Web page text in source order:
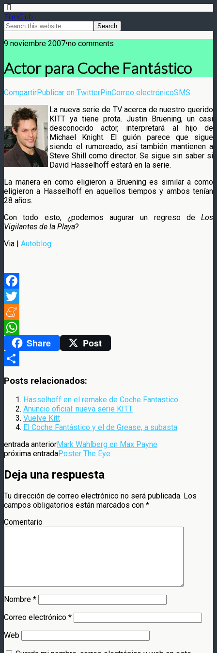
FilmClub
9 noviembre 2007•no comments
Actor para Coche Fantástico
CompartirPublicar en TwitterPinCorreo electrónicoSMS
La nueva serie de TV acerca de nuestro querido
KITT ya tiene prota. Justin Bruening, un casi
desconocido actor, interpretará al hijo de
Michael Knight. El guión parece que sigue
siendo el rumoreado, así también mantienen a
Steve Shill como director. Se sigue sin saber si
David Hasselhoff estará en la serie.
La manera en como eligieron a Bruening es similar a como
eligieron a Hasselhoff en aquellos tiempos y ambos tenían
28 años.
Con todo esto, ¿podemos augurar un regreso de Los
Vigilantes de la Playa?
Via | Autoblog
Facebook
Twitter
Meneame
WhatsAppShare Post
Posts relacionados:
Hasselhoff en el remake de Coche Fantastico
Anuncio oficial: nueva serie KITT
Vuelve Kitt
El Coche Fantástico y el de Grease, a subasta
entrada anteriorMark Wahlberg en Max Payne
próxima entradaPoster The Eye
Deja una respuesta
Tu dirección de correo electrónico no será publicada. Los
campos obligatorios están marcados con *
Comentario
Nombre *
Correo electrónico *
Web